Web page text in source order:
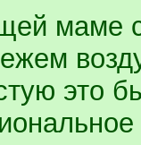
маме
это